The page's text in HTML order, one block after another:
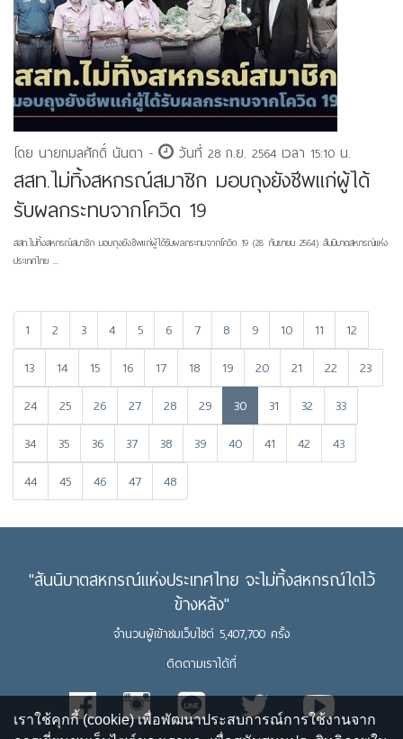
โดย นายกมลศักดิ์ นันตา - วันที่ 28 ก.ย. 2564 เวลา 15:10 น.
สสท.ไม่ทิ้งสหกรณ์สมาชิก มอบถุงยังชีพแก่ผู้ได้
รับผลกระทบจากโควิด 19
สสท.ไม่ทิ้งสหกรณ์สมาชิก มอบถุงยังชีพแก่ผู้ได้รับผลกระทบจากโควิด 19 (28 กันยายน 2564) สันนิบาตสหกรณ์แห่ง
ประเทศไทย ...
1 2 3 4 5 6 7 8 9 10 11
12
13
14 15 16 17 18 19 20 21 22
23
24
25 26 27 28 29 30 31 32
33
34
35 36 37 38 39 40 41 42
43
44
45 46 47 48
"สันนิบาตสหกรณ์แห่งประเทศไทย จะไม่ทิ้งสหกรณ์ใดไว้
ข้างหลัง"
จำนวนผู้เข้าชมเว็บไซต์ 5,407,700 ครั้ง
ติดตามเราได้ที่
เราใช้คุกกี้ (cookie) เพื่อพัฒนาประสบการณ์การใช้งานจาก